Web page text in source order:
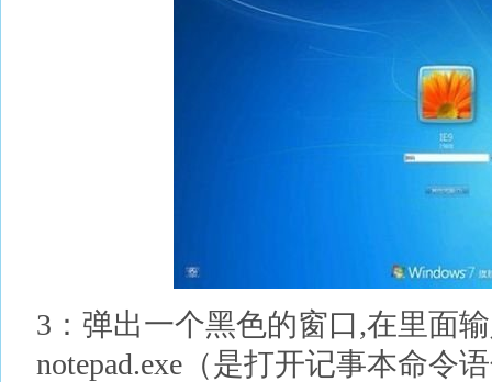
3：弹出一个黑色的窗口,在里面
notepad.exe（是打开记事本命令